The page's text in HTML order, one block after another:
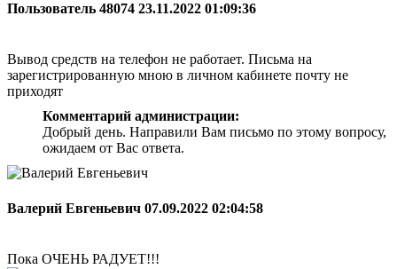
Пользователь 48074 23.11.2022 01:09:36
Вывод средств на телефон не работает. Письма на
зарегистрированную мною в личном кабинете почту не
приходят
Комментарий администрации:
Добрый день. Направили Вам письмо по этому вопросу,
ожидаем от Вас ответа.
Валерий Евгеньевич 07.09.2022 02:04:58
Пока ОЧЕНЬ РАДУЕТ!!!